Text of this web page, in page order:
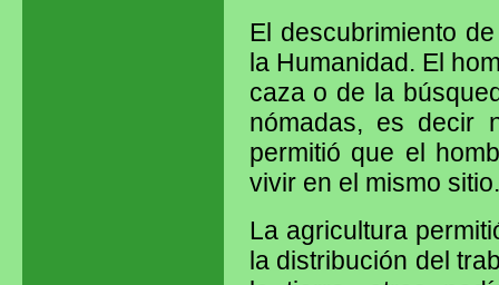
El descubrimiento
la Humanidad. El
caza o de la
nómadas, es decir
permitió que el
vivir en el mismo sitio.
La agricultura
la distribución del